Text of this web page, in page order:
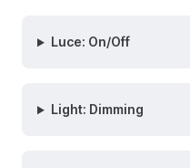
Luce: On/Off
Light: Dimming